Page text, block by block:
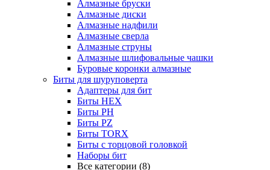
Алмазные бруски
Алмазные диски
Алмазные надфили
Алмазные сверла
Алмазные струны
Алмазные шлифовальные чашки
Буровые коронки алмазные
Биты для шуруповерта
Адаптеры для бит
Биты HEX
Биты PH
Биты PZ
Биты TORX
Биты с торцовой головкой
Наборы бит
Все категории (8)